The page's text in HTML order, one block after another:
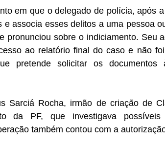
em que o delegado de polícia, após
associa esses delitos a uma pessoa
pronunciou sobre o indiciamento. Seu
ao relatório final do caso e não
pretende solicitar os documentos
Sarciá Rocha, irmão de criação de
da PF, que investigava
também contou com a